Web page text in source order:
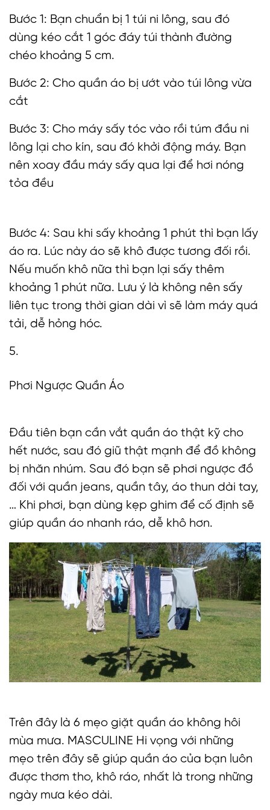
Bước 1: Bạn chuẩn bị 1 túi ni lông, sau đó
dùng kéo cắt 1 góc đáy túi thành đường
chéo khoảng 5 cm.
Bước 2: Cho quần áo bị ướt vào túi lông vừa
cắt
Bước 3: Cho máy sấy tóc vào rồi túm đầu ni
lông lại cho kín, sau đó khởi động máy. Bạn
nên xoay đầu máy sấy qua lại để hơi nóng
tỏa đều
Bước 4: Sau khi sấy khoảng 1 phút thì bạn lấy
áo ra. Lúc này áo sẽ khô được tương đối rồi.
Nếu muốn khô nữa thì bạn lại sấy thêm
khoảng 1 phút nữa. Lưu ý là không nên sấy
liên tục trong thời gian dài vì sẽ làm máy quá
tải, dễ hỏng hóc.
5.
Phơi Ngược Quần Áo
Đầu tiên bạn cần vắt quần áo thật kỹ cho
hết nước, sau đó giũ thật mạnh để đồ không
bị nhăn nhúm. Sau đó bạn sẽ phơi ngược đồ
đối với quần jeans, quần tây, áo thun dài tay,
… Khi phơi, bạn dùng kẹp ghim để cố định sẽ
giúp quần áo nhanh ráo, dễ khô hơn.
Trên đây là 6 mẹo giặt quần áo không hôi
mùa mưa. MASCULINE Hi vọng với những
mẹo trên đây sẽ giúp quần áo của bạn luôn
được thơm tho, khô ráo, nhất là trong những
ngày mưa kéo dài.